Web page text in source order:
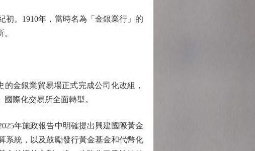
。1910年，當時名為「金銀業行」的
金銀業貿易場正式完成公司化改組，
際化交易所全面轉型。
年施政報告中明確提出興建國際黃金
系統，以及鼓勵發行黃金基金和代幣化